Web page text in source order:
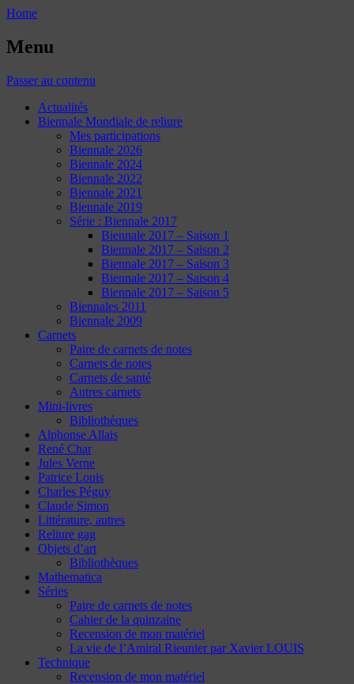
Home
Menu
Passer au contenu
Actualités
Biennale Mondiale de reliure
Mes participations
Biennale 2026
Biennale 2024
Biennale 2022
Biennale 2021
Biennale 2019
Série : Biennale 2017
Biennale 2017 – Saison 1
Biennale 2017 – Saison 2
Biennale 2017 – Saison 3
Biennale 2017 – Saison 4
Biennale 2017 – Saison 5
Biennales 2011
Biennale 2009
Carnets
Paire de carnets de notes
Carnets de notes
Carnets de santé
Autres carnets
Mini-livres
Bibliothèques
Alphonse Allais
René Char
Jules Verne
Patrice Louis
Charles Péguy
Claude Simon
Littérature, autres
Reliure gag
Objets d’art
Bibliothèques
Mathematica
Séries
Paire de carnets de notes
Cahier de la quinzaine
Recension de mon matériel
La vie de l’Amiral Rieunier par Xavier LOUIS
Technique
Recension de mon matériel